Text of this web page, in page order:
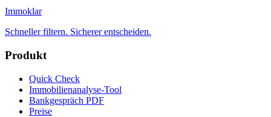
Immoklar
Schneller filtern. Sicherer entscheiden.
Produkt
Quick Check
Immobilienanalyse-Tool
Bankgespräch PDF
Preise